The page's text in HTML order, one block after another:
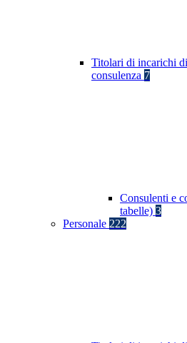
Titolari di incarichi
consulenza 7
Consulenti e
tabelle) 3
Personale 222